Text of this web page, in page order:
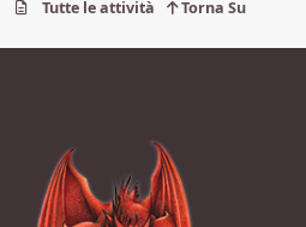
Tutte le attività Torna Su